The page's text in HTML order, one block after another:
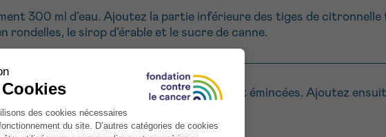
300 ml d’eau. Ajoutez la partie inférieure des tiges de citronnelle
rondelles, le sirop d’érable et le sucre de canne.
inférieure des tiges de citronnelle finement émincées. Ajoutez